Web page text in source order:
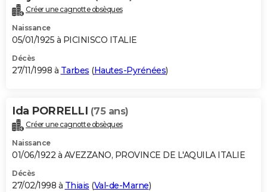
Créer une cagnotte obsèques
Naissance
05/01/1925 à PICINISCO ITALIE
Décès
27/11/1998 à Tarbes (Hautes-Pyrénées)
Ida PORRELLI (75 ans)
Créer une cagnotte obsèques
Naissance
01/06/1922 à AVEZZANO, PROVINCE DE L'AQUILA ITALIE
Décès
27/02/1998 à Thiais (Val-de-Marne)